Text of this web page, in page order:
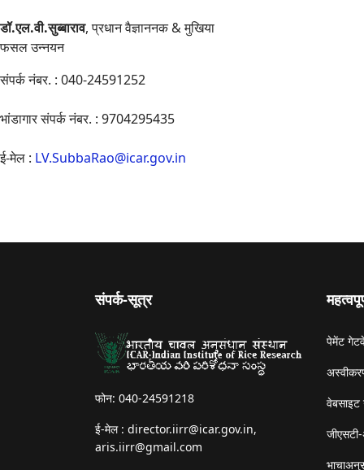
डॉ.एल.वी.सुब्बाराव, प्रधान वैज्ञाननक & मुखिया
फसल उन्नयन
संपर्क नंबर. : 040-24591252
भांडागार संपर्क नंबर. : 9704295435
ई-मेल : LV.SubbaRao@icar.gov.in
संपर्क-सूत्र
फोन: 040-24591218
ई-मेल : director.iirr@icar.gov.in,
aris.iirr@gmail.com
पेमेंट
वेबसाइट